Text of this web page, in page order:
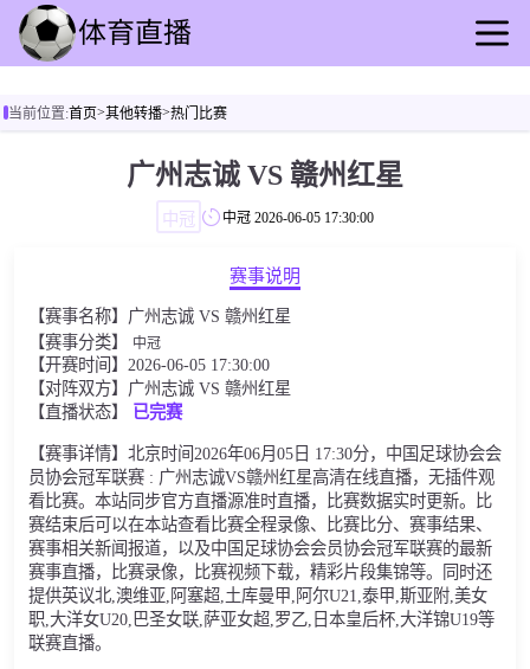
足球直播
其他转播
当前位置:首页>其他转播>热门比赛
广州志诚 VS 赣州红星
中冠 中冠 2026-06-05 17:30:00
赛事说明
【赛事名称】广州志诚 VS 赣州红星
【赛事分类】
中冠
【开赛时间】2026-06-05 17:30:00
【对阵双方】广州志诚 VS 赣州红星
【直播状态】
已完赛
【赛事详情】北京时间2026年06月05日 17:30分，中国足球协会会
员协会冠军联赛 : 广州志诚VS赣州红星高清在线直播，无插件观
看比赛。本站同步官方直播源准时直播，比赛数据实时更新。比
赛结束后可以在本站查看比赛全程录像、比赛比分、赛事结果、
赛事相关新闻报道，以及中国足球协会会员协会冠军联赛的最新
赛事直播，比赛录像，比赛视频下载，精彩片段集锦等。同时还
提供英议北,澳维亚,阿塞超,土库曼甲,阿尔U21,泰甲,斯亚附,美女
职,大洋女U20,巴圣女联,萨亚女超,罗乙,日本皇后杯,大洋锦U19等
联赛直播。